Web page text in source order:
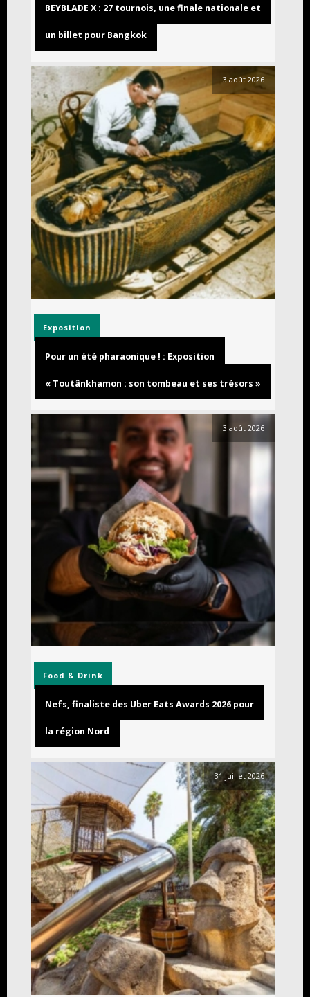
BEYBLADE X : 27 tournois, une finale nationale et
un billet pour Bangkok
3 août 2026
Exposition
Pour un été pharaonique ! : Exposition
« Toutânkhamon : son tombeau et ses trésors »
3 août 2026
Food & Drink
Nefs, finaliste des Uber Eats Awards 2026 pour
la région Nord
31 juillet 2026